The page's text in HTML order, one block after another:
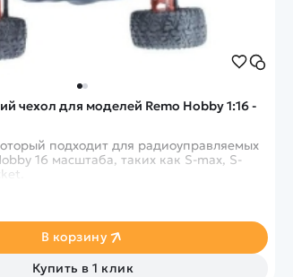
чехол для моделей Remo Hobby 1:16 -
подходит для радиоуправляемых
16 масштаба, таких как S-max, S-
В корзину
Купить в 1 клик